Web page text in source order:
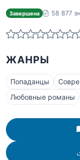
Завершена 58 877
ЖАНРЫ
Попаданцы
Любовные романы